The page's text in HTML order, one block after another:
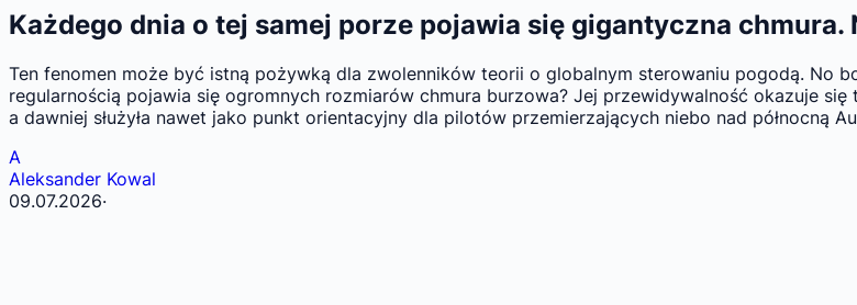
Każdego dnia o tej samej porze pojawia się gigantyczna
Ten fenomen może być istną pożywką dla zwolenników teorii o globalnym sterowaniu pogodą. No
regularnością pojawia się ogromnych rozmiarów chmura burzowa? Jej przewidywalność okazuje
a dawniej służyła nawet jako punkt orientacyjny dla pilotów przemierzających niebo nad północną
A
Aleksander Kowal
09.07.2026·